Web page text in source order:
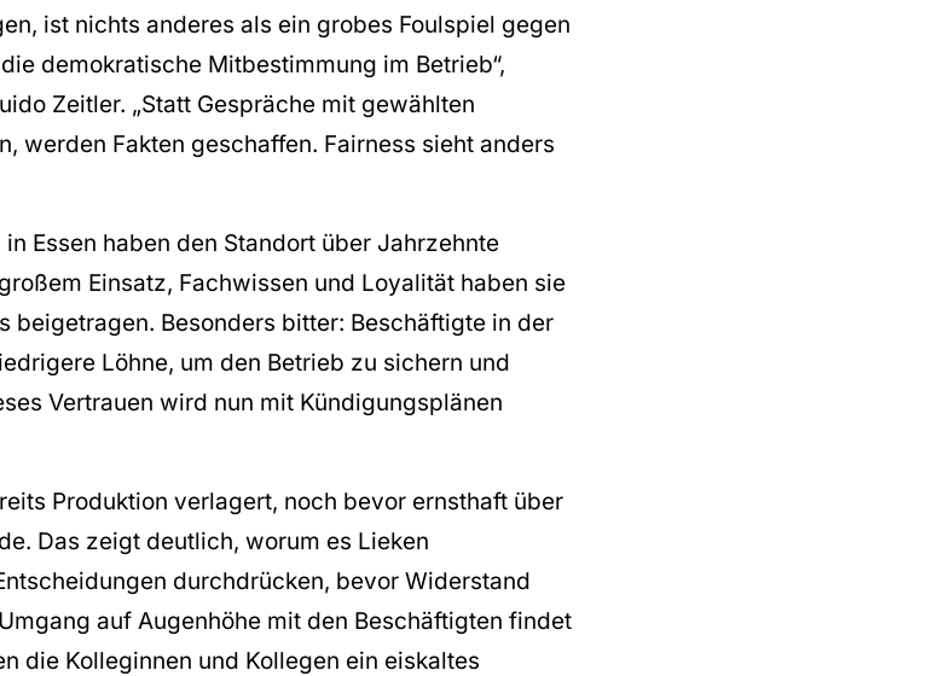
ist nichts anderes als ein grobes Foulspiel gegen
demokratische Mitbestimmung im Betrieb“,
Zeitler. „Statt Gespräche mit gewählten
werden Fakten geschaffen. Fairness sieht anders
Essen haben den Standort über Jahrzehnte
Einsatz, Fachwissen und Loyalität haben sie
beigetragen. Besonders bitter: Beschäftigte in der
Löhne, um den Betrieb zu sichern und
Vertrauen wird nun mit Kündigungsplänen
Produktion verlagert, noch bevor ernsthaft über
Das zeigt deutlich, worum es Lieken
durchdrücken, bevor Widerstand
auf Augenhöhe mit den Beschäftigten findet
die Kolleginnen und Kollegen ein eiskaltes